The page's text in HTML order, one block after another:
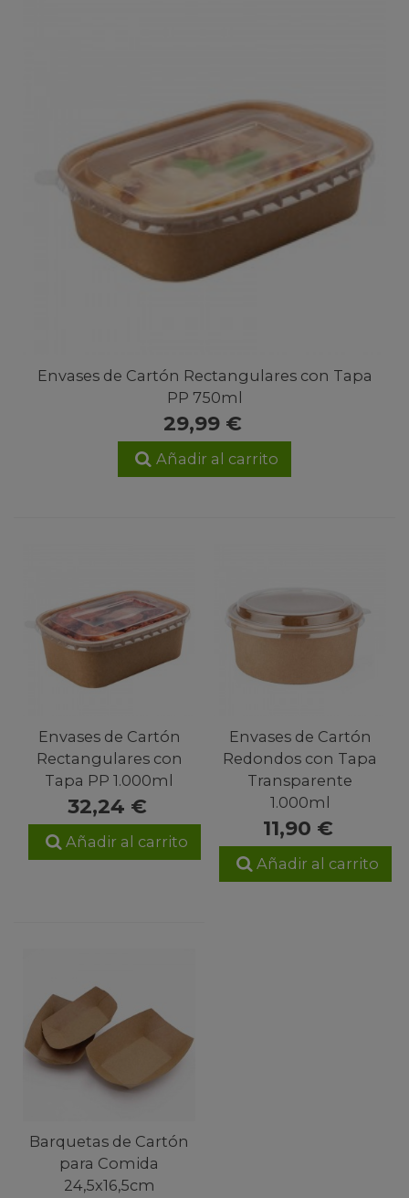
Envases de Cartón Rectangulares con Tapa
PP 750ml
29,99 €
Añadir al carrito
Envases de Cartón
Rectangulares con
Tapa PP 1.000ml
32,24 €
Añadir al carrito
Envases de Cartón
Redondos con Tapa
Transparente
1.000ml
11,90 €
Añadir al carrito
Barquetas de Cartón
para Comida
24,5x16,5cm